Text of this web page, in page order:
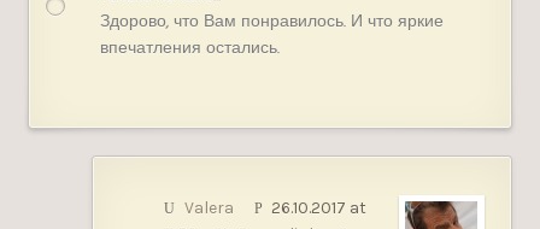
Здорово, что Вам понравилось. И что яркие
впечатления остались.
Valera
26.10.2017 at